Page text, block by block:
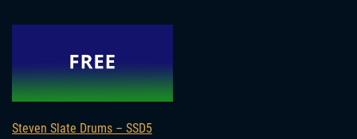
Steven Slate Drums – SSD5